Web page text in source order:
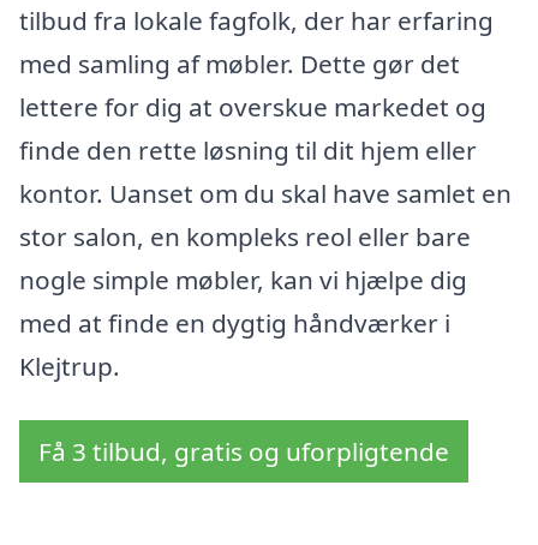
tilbud fra lokale fagfolk, der har erfaring
med samling af møbler. Dette gør det
lettere for dig at overskue markedet og
finde den rette løsning til dit hjem eller
kontor. Uanset om du skal have samlet en
stor salon, en kompleks reol eller bare
nogle simple møbler, kan vi hjælpe dig
med at finde en dygtig håndværker i
Klejtrup.
Få 3 tilbud, gratis og uforpligtende